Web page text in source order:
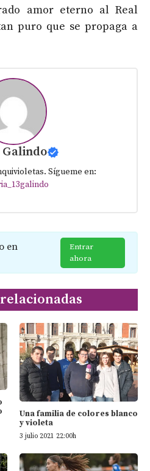
amor eterno al Real
puro que se propaga a
Sígueme en:
en
Entrar
ahora
Una familia de colores blanco
y violeta
3 julio 2021 22:00h